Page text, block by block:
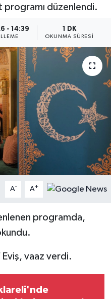
programı düzenlendi.
- 14:39 1 DK
OKUNMA SÜRESI
A- A+
programda,
Eviş, vaaz verdi.